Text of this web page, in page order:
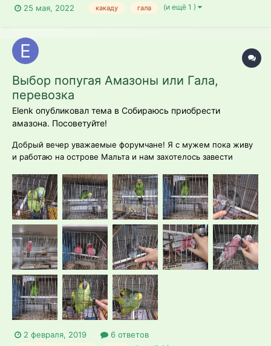
обходить стороной? Например, знаю, что умирают от РИО.
25 мая, 2022 какаду гала (и ещё 1 )
Выбор попугая Амазоны или Гала,
перевозка
Elenk опубликовал тема в Собираюсь приобрести
амазона. Посоветуйте!
Добрый вечер уважаемые форумчане! Я с мужем пока живу
и работаю на острове Мальта и нам захотелось завести
волнистый умный попугайчиков который отлично
разговаривал. Хотя остров и небольшой, здесь довольно таки
большой выбор попугаев...
2 февраля, 2019 6 ответов